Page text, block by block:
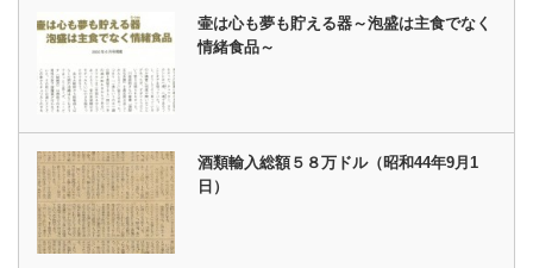
壷は心も夢も貯える器～泡盛は主食でなく
情緒食品～
酒類輸入総額５８万ドル（昭和44年9月1
日）